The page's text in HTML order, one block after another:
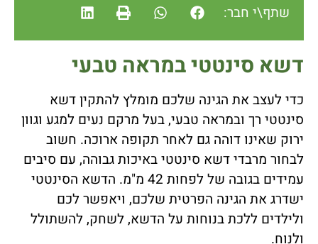
שתף\י חבר:
דשא סינטטי במראה טבעי
כדי לעצב את הגינה שלכם מומלץ להתקין דשא
סינטטי רך ובמראה טבעי, בעל מרקם נעים למגע וגוון
ירוק שאינו דוהה גם לאחר תקופה ארוכה. חשוב
לבחור מרבדי דשא סינטטי באיכות גבוהה, עם סיבים
עמידים בגובה של לפחות 42 מ"מ. הדשא הסינטטי
ישדרג את הגינה הפרטית שלכם, ויאפשר לכם
ולילדים ללכת בנוחות על הדשא, לשחק, להשתולל
ולנוח.